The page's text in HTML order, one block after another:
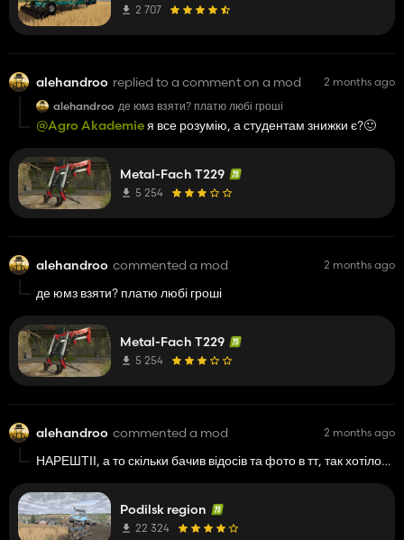
2 707
alehandroo replied to a comment on a mod
2 months ago
alehandroo де юмз взяти? платю любі гроші
@Agro Akademieя все розумію, а студентам знижки є?🙂
Metal-Fach T229
5 254
alehandroo commented a mod 2 months ago
де юмз взяти? платю любі гроші
Metal-Fach T229
5 254
alehandroo commented a mod 2 months ago
НАРЕШТІІ, а то скільки бачив відосів та фото в тт, так хотілосб
Podilsk region
22 324